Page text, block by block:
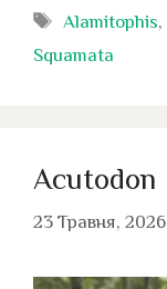
Позначки
Alamitophis,
Squamata
Acutodon
23 Травня, 2026